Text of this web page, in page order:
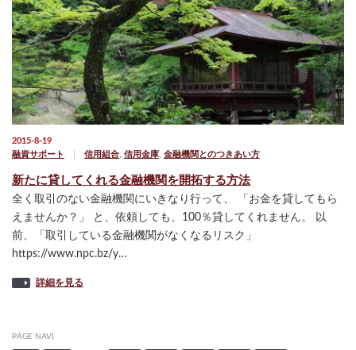
2015-8-19
融資サポート
信用組合, 信用金庫, 金融機関とのつきあい方
新たに貸してくれる金融機関を開拓する方法
全く取引のない金融機関にいきなり行って、 「お金を貸してもら
えませんか？」 と、依頼しても、100％貸してくれません。 以
前、「取引している金融機関がなくなるリスク」
https://www.npc.bz/y…
詳細を見る
PAGE NAVI